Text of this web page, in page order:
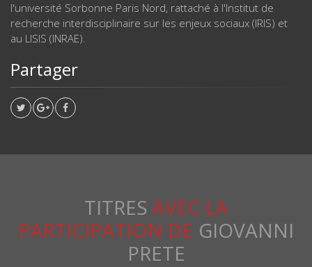
l'université Sorbonne Paris Nord, rattaché à l'Institut de
recherche interdisciplinaire sur les enjeux sociaux (IRIS) et
au LISIS (INRAE).
Partager
TITRES AVEC LA
PARTICIPATION DE GIOVANNI
PRETE